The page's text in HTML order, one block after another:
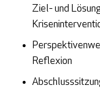
Ziel- und
Reflexion